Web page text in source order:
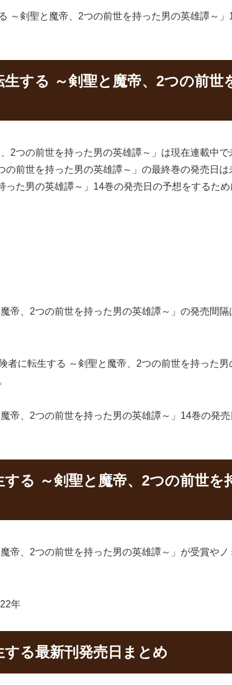
～剣聖と魔帝、2つの前世を持った男の英雄譚～
生する ～剣聖と魔帝、2つの前世
つの前世を持った男の英雄譚～」は現在連載中で
前世を持った男の英雄譚～」の最終巻の発売日
た男の英雄譚～」14巻の発売日の予想をするた
、2つの前世を持った男の英雄譚～」の発売間隔
に転生する ～剣聖と魔帝、2つの前世を持った男
帝、2つの前世を持った男の英雄譚～」14巻の発
る ～剣聖と魔帝、2つの前世を
帝、2つの前世を持った男の英雄譚～」が受賞や
年
る最新刊発売日まとめ